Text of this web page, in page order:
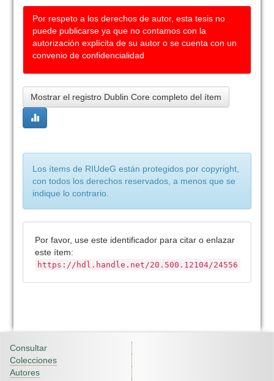
Por respeto a los derechos de autor, esta tesis no
puede publicarse ya que no contamos con la
autorización explícita de su autor o se cuenta con un
convenio de confidencialidad
Mostrar el registro Dublin Core completo del ítem
Los ítems de RIUdeG están protegidos por copyright,
con todos los derechos reservados, a menos que se
indique lo contrario.
Por favor, use este identificador para citar o enlazar
este ítem:
https://hdl.handle.net/20.500.12104/24556
Consultar
Colecciones
Autores